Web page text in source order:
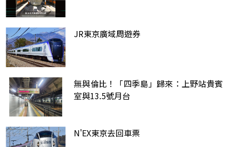
JR東京廣域周遊券
無與倫比！「四季島」歸來：上野站貴賓
室與13.5號月台
N'EX東京去回車票